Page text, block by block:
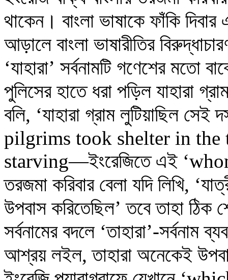
থাকেন। বাংলা ভাষাকে ফাঁকি
আড়ালে বাংলা ভাষারীতির
‘যাহারা’ সর্বনামটি গণেশের মতো
পুলিসের হাতে ধরা পড়িল যাহারা
বলি, ‘যাহারা গ্রাম লুটিয়াছিল
pilgrims took shelter in the
starving—ইংরেজিতে এই
তরজমা করিবার বেলা যদি লিখি,
উপবাস করিতেছিল’ তবে তাহা ঠিক
সর্বনামের বদলে ‘তাহারা’-সর্বনাম
আশ্রয় লইল, তাহারা অনেকেই